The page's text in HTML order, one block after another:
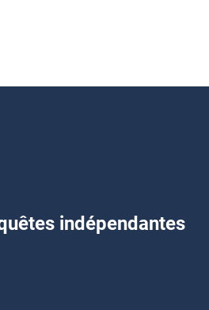
indépendantes